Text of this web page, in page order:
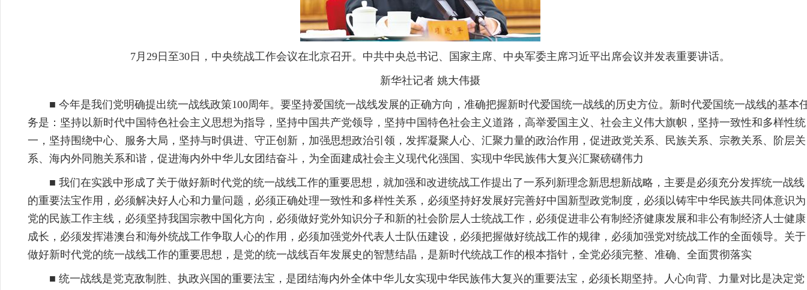
7月29日至30日，中央统战工作会议在北京召开。中共中央总书记、国家主席、中央军委主席习近平出席会议并发表重要讲话。
新华社记者 姚大伟摄
■ 今年是我们党明确提出统一战线政策100周年。要坚持爱国统一战线发展的正确方向，准确把握新时代爱国统一战线的历史方位。新时代爱国统一战线的基本
务是：坚持以新时代中国特色社会主义思想为指导，坚持中国共产党领导，坚持中国特色社会主义道路，高举爱国主义、社会主义伟大旗帜，坚持一致性和多样性统
一，坚持围绕中心、服务大局，坚持与时俱进、守正创新，加强思想政治引领，发挥凝聚人心、汇聚力量的政治作用，促进政党关系、民族关系、宗教关系、阶层关
系、海内外同胞关系和谐，促进海内外中华儿女团结奋斗，为全面建成社会主义现代化强国、实现中华民族伟大复兴汇聚磅礴伟力
■ 我们在实践中形成了关于做好新时代党的统一战线工作的重要思想，就加强和改进统战工作提出了一系列新理念新思想新战略，主要是必须充分发挥统一战线
的重要法宝作用，必须解决好人心和力量问题，必须正确处理一致性和多样性关系，必须坚持好发展好完善好中国新型政党制度，必须以铸牢中华民族共同体意识为
党的民族工作主线，必须坚持我国宗教中国化方向，必须做好党外知识分子和新的社会阶层人士统战工作，必须促进非公有制经济健康发展和非公有制经济人士健康
成长，必须发挥港澳台和海外统战工作争取人心的作用，必须加强党外代表人士队伍建设，必须把握做好统战工作的规律，必须加强党对统战工作的全面领导。关于
做好新时代党的统一战线工作的重要思想，是党的统一战线百年发展史的智慧结晶，是新时代统战工作的根本指针，全党必须完整、准确、全面贯彻落实
■ 统一战线是党克敌制胜、执政兴国的重要法宝，是团结海内外全体中华儿女实现中华民族伟大复兴的重要法宝，必须长期坚持。人心向背、力量对比是决定党